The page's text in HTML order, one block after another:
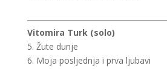
Vitomira Turk (solo)
5. Žute dunje
6. Moja posljednja i prva ljubavi